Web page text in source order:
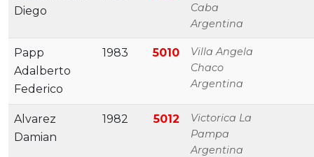
Diego
Caba
Argentina
Papp
Adalberto
Federico
1983 5010
Villa Angela
Chaco
Argentina
Alvarez
Damian
1982 5012
Victorica La
Pampa
Argentina